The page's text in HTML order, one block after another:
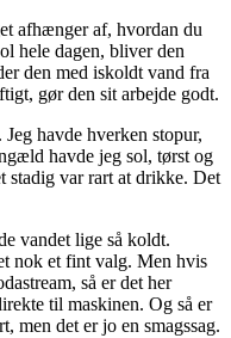
afhænger af, hvordan du
hele dagen, bliver den
den med iskoldt vand fra
gør den sit arbejde godt.
havde hverken stopur,
havde jeg sol, tørst og
stadig var rart at drikke. Det
vandet lige så koldt.
nok et fint valg. Men hvis
så er det her
til maskinen. Og så er
men det er jo en smagssag.